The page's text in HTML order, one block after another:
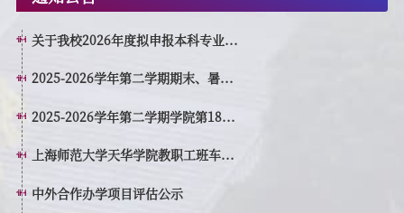
关于我校2026年度拟申报本科专业...
2025-2026学年第二学期期末、暑...
2025-2026学年第二学期学院第18...
上海师范大学天华学院教职工班车...
中外合作办学项目评估公示